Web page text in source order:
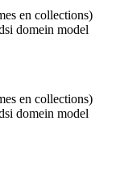
en collections)
domein model
en collections)
domein model